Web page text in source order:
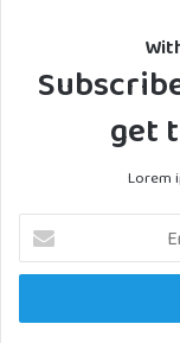
get
Lorem
Enter
your
Email